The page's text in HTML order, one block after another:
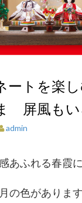
ートを楽
屏風もい
admin
あふれる春霞
の色があります